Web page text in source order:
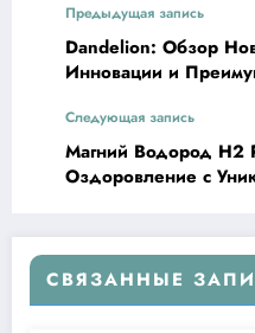
Предыдущая запись
Dandelion: Обзор
Инновации и
Следующая запись
Магний Водород Н2
Оздоровление с
СВЯЗАННЫЕ